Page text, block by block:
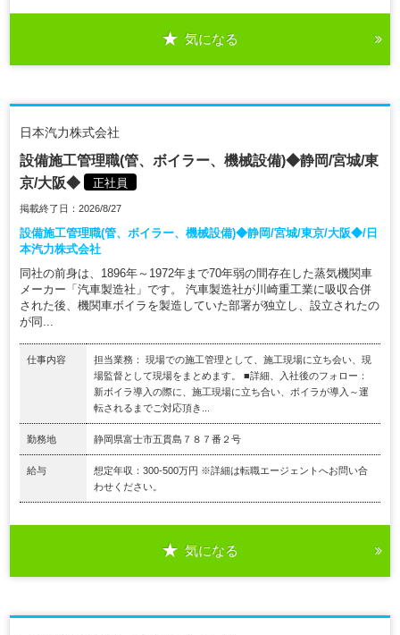
気になる
日本汽力株式会社
設備施工管理職(管、ボイラー、機械設備)◆静岡/宮城/東
京/大阪◆
正社員
掲載終了日：2026/8/27
設備施工管理職(管、ボイラー、機械設備)◆静岡/宮城/東京/大阪◆/日
本汽力株式会社
同社の前身は、1896年～1972年まで70年弱の間存在した蒸気機関車
メーカー「汽車製造社」です。 汽車製造社が川崎重工業に吸収合併
された後、機関車ボイラを製造していた部署が独立し、設立されたの
が同...
仕事内容
担当業務： 現場での施工管理として、施工現場に立ち会い、現
場監督として現場をまとめます。 ■詳細、入社後のフォロー：
新ボイラ導入の際に、施工現場に立ち合い、ボイラが導入～運
転されるまでご対応頂き...
勤務地 静岡県富士市五貫島７８７番２号
給与
想定年収：300-500万円 ※詳細は転職エージェントへお問い合
わせください。
気になる